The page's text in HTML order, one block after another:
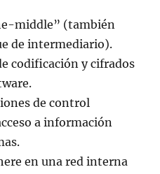
middle” (también
de intermediario).
codificación y cifrados
de control
a información
en una red interna